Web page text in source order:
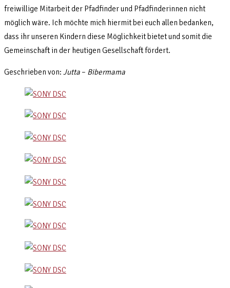
freiwillige Mitarbeit der Pfadfinder und Pfadfinderinnen nicht
möglich wäre. Ich möchte mich hiermit bei euch allen bedanken,
dass ihr unseren Kindern diese Möglichkeit bietet und somit die
Gemeinschaft in der heutigen Gesellschaft fördert.
Geschrieben von: Jutta – Bibermama